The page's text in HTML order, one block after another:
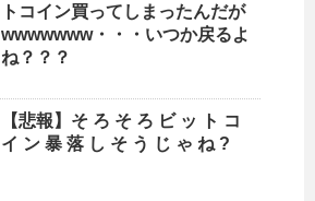
トコイン買ってしまったんだが
wwwwwww・・・いつか戻るよ
ね？？？
【悲報】そ ろ そ ろ ビ ッ ト コ
イ ン 暴 落 し そ う じ ゃ ね ?